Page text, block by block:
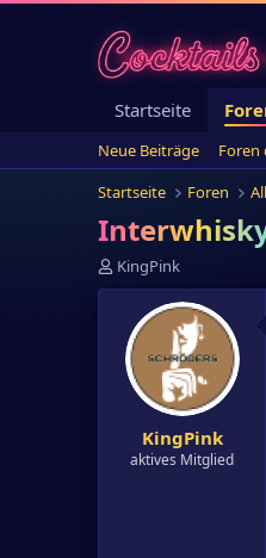
Startseite
Neue Beiträge
Foren
Startseite
Foren
E
r
KingPink
KingPink
aktives Mitglied